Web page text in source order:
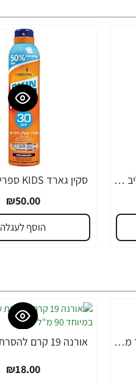
סקין גארד KIDS ספריי תחליב SPF30 לילדים 200 מ"ל - מבית SKIN GARD
₪50.00
הוסף לעגלה
אורנה 19 קרם להסרת שיער מהפנים 80 גרם
₪18.00